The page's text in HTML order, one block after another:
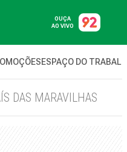
OUÇA
AO VIVO
ESPAÇO DO
DAS MARAVILHAS